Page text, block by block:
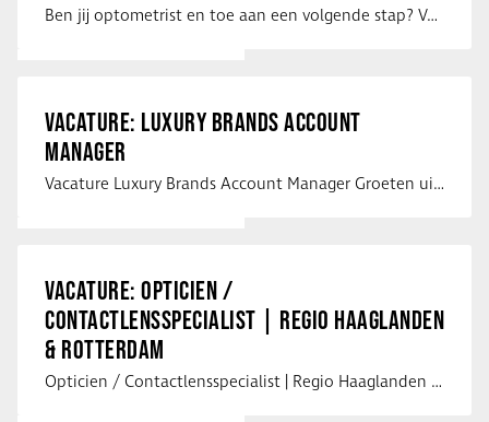
Ben jij optometrist en toe aan een volgende stap? Voor een optiekketen is Eye …
VACATURE: LUXURY BRANDS ACCOUNT
MANAGER
Vacature Luxury Brands Account Manager Groeten uit Spanje! Vanaf mijn …
VACATURE: OPTICIEN /
CONTACTLENSSPECIALIST | REGIO HAAGLANDEN
& ROTTERDAM
Opticien / Contactlensspecialist | Regio Haaglanden & Rotterdam Saludos uit …